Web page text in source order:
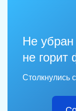
Не
не горит
Столкнулись